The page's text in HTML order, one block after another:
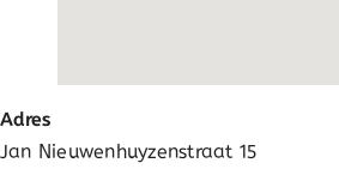
Adres
Jan Nieuwenhuyzenstraat 15